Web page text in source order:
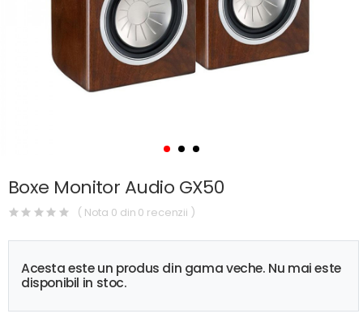
Boxe Monitor Audio GX50
( Nota 0 din 0 recenzii )
Acesta este un produs din gama veche. Nu mai este
disponibil in stoc.